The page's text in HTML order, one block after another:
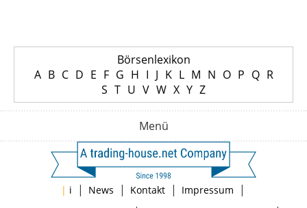
Börsenlexikon
A B C D E F G H I J K L M N O P Q R
S T U V W X Y Z
Menü
| i | News | Kontakt | Impressum |